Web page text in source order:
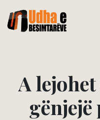
Alejohet
gënjejë